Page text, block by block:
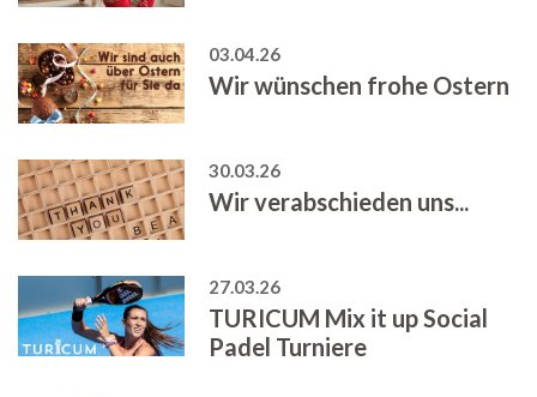
03.04.26
Wir wünschen frohe Ostern
30.03.26
Wir verabschieden uns...
27.03.26
TURICUM Mix it up Social
Padel Turniere